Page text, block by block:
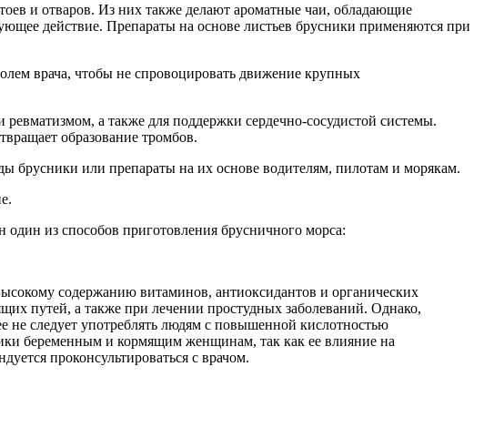
и отваров. Из них также делают ароматные чаи, обладающие
действие. Препараты на основе листьев брусники применяются при
врача, чтобы не спровоцировать движение крупных
а также для поддержки сердечно-сосудистой системы.
образование тромбов.
брусники или препараты на их основе водителям, пилотам и морякам.
из способов приготовления брусничного морса:
содержанию витаминов, антиоксидантов и органических
путей, а также при лечении простудных заболеваний. Однако,
не следует употреблять людям с повышенной кислотностью
беременным и кормящим женщинам, так как ее влияние на
проконсультироваться с врачом.